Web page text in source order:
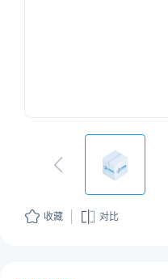
收藏 对比